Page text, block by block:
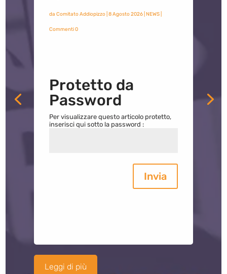
da Comitato Addiopizzo| 8 Agosto 2026| NEWS|
Commenti 0
Protetto da
Password
Per visualizzare questo articolo protetto,
inserisci qui sotto la password :
Invia
Leggi di più